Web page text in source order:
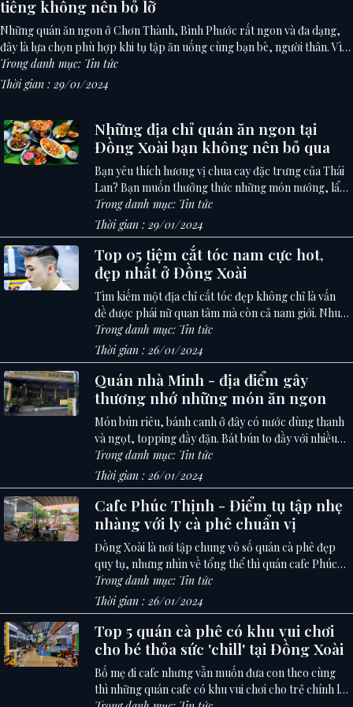
tiếng không nên bỏ lỡ
Những quán ăn ngon ở Chơn Thành, Bình Phước rất ngon và đa dạng,
đây là lựa chọn phù hợp khi tụ tập ăn uống cùng bạn bè, người thân. Vì
vậy, chọn một địa chỉ chất lượng, giá thành phải chăng là nhu cầu của
rất nhiều người.
Trong danh mục: Tin tức
Thời gian : 29/01/2024
Những địa chỉ quán ăn ngon tại
Đồng Xoài bạn không nên bỏ qua
Bạn yêu thích hương vị chua cay đặc trưng của Thái
Lan? Bạn muốn thưởng thức những món nướng, lẩu
mà chẳng cần phải đi xa? Vậy thì hãy cùng Triệu Phú
Voucher lưu ngay các nhà hàng ngon nhất tại Đồng
Xoài, Bình Phước dưới đây nhé! Chắc chắn sẽ không
khiến bạn phải thất vọng chút nào đâu!
Trong danh mục: Tin tức
Thời gian : 29/01/2024
Top 05 tiệm cắt tóc nam cực hot,
đẹp nhất ở Đồng Xoài
Tìm kiếm một địa chỉ cắt tóc đẹp không chỉ là vấn
đề được phái nữ quan tâm mà còn cả nam giới. Nhu
cầu làm đẹp này ngày càng tăng cao cũng chính là lý
do khiến cho nhiều salon tóc ra đời ngày càng nhiều
hơn để đáp ứng nhu cầu. Do đó, cánh mày râu
thường rất khó khăn trong việc lựa chọn. Hãy tham
khảo TOP 05 nơi cắt tóc nam đẹp nhất ở Đồng Xoài
bạn thử 1 lần.
Trong danh mục: Tin tức
Thời gian : 26/01/2024
Quán nhà Minh - địa điểm gây
thương nhớ những món ăn ngon
Món bún riêu, bánh canh ở đây có nước dùng thanh
và ngọt, topping đầy đặn. Bát bún to đầy với nhiều
lựa chọn như giò, bò, riêu tiết, đậu rán, ...
Trong danh mục: Tin tức
Thời gian : 26/01/2024
Cafe Phúc Thịnh - Điểm tụ tập nhẹ
nhàng với ly cà phê chuẩn vị
Đồng Xoài là nơi tập chung vô số quán cà phê đẹp
quy tụ, nhưng nhìn về tổng thể thì quán cafe Phúc
Thịnh vẫn là địa điểm check in tốt nhất cho các thực
khách.
Trong danh mục: Tin tức
Thời gian : 26/01/2024
Top 5 quán cà phê có khu vui chơi
cho bé thỏa sức 'chill' tại Đồng Xoài
Bố mẹ đi cafe nhưng vẫn muốn đưa con theo cùng
thì những quán cafe có khu vui chơi cho trẻ chính là